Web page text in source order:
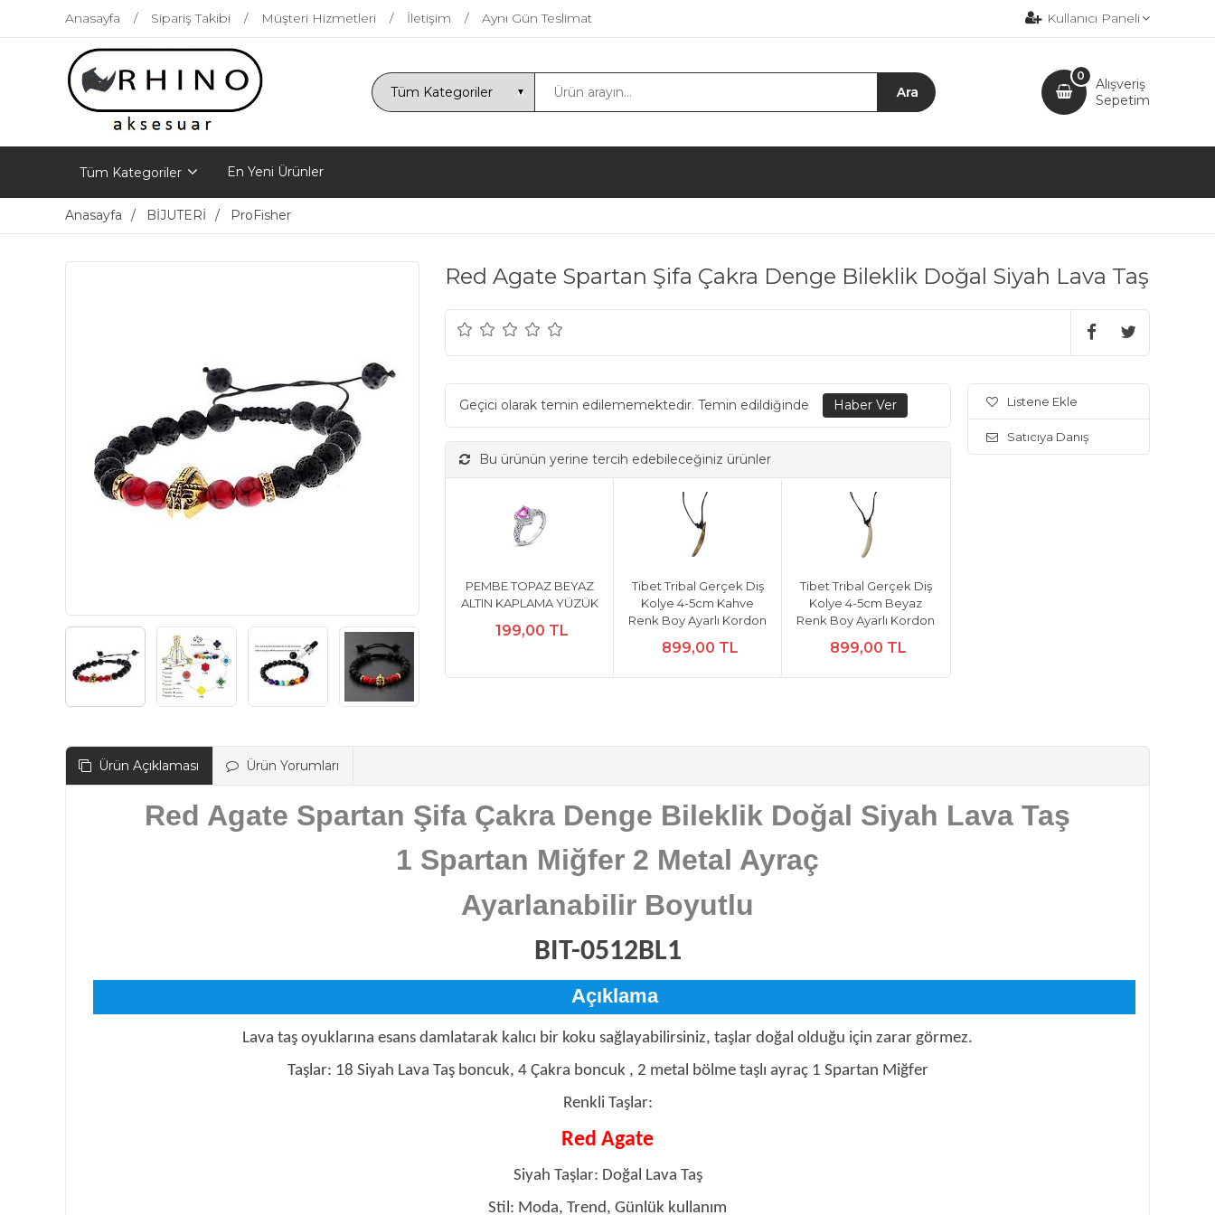
Anasayfa Sipariş Takibi Müşteri Hizmetleri İletişim Aynı Gün Teslimat Kullanıcı Paneli
Alışveriş
Sepetim
0
Tüm Kategoriler En Yeni Ürünler
Anasayfa BİJUTERİ ProFisher
Red Agate Spartan Şifa Çakra Denge Bileklik Doğal Siyah Lava Taş
Geçici olarak temin edilememektedir. Temin edildiğinde
Bu ürünün yerine tercih edebileceğiniz ürünler
PEMBE TOPAZ BEYAZ
ALTIN KAPLAMA YÜZÜK
199,00 TL
Tibet Tribal Gerçek Diş
Kolye 4-5cm Kahve
Renk Boy Ayarlı Kordon
899,00 TL
Tibet Tribal Gerçek Diş
Kolye 4-5cm Beyaz
Renk Boy Ayarlı Kordon
899,00 TL
Listene Ekle
Satıcıya Danış
Ürün Açıklaması Ürün Yorumları
Red Agate Spartan Şifa Çakra Denge Bileklik Doğal Siyah Lava Taş
1 Spartan Miğfer 2 Metal Ayraç
Ayarlanabilir Boyutlu
BIT-0512BL1
Açıklama
Lava taş oyuklarına esans damlatarak kalıcı bir koku sağlayabilirsiniz, taşlar doğal olduğu için zarar görmez.
Taşlar: 18 Siyah Lava Taş boncuk, 4 Çakra boncuk , 2 metal bölme taşlı ayraç 1 Spartan Miğfer
Renkli Taşlar:
Red Agate
Siyah Taşlar: Doğal Lava Taş
Stil: Moda, Trend, Günlük kullanım